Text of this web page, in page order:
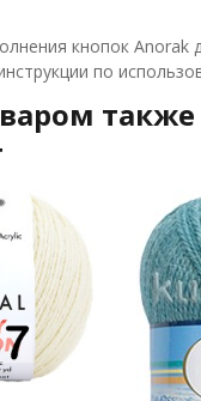
кнопок Anorak
по
также